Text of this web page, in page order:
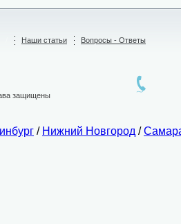
Наши статьи Вопросы - Ответы
защищены
/ Нижний Новгород /